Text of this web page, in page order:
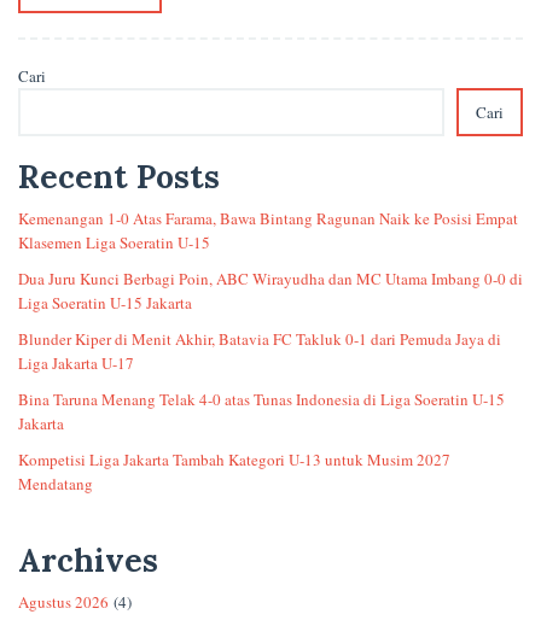
Cari
Cari
Recent Posts
Kemenangan 1-0 Atas Farama, Bawa Bintang Ragunan Naik ke Posisi Empat
Klasemen Liga Soeratin U-15
Dua Juru Kunci Berbagi Poin, ABC Wirayudha dan MC Utama Imbang 0-0 di
Liga Soeratin U-15 Jakarta
Blunder Kiper di Menit Akhir, Batavia FC Takluk 0-1 dari Pemuda Jaya di
Liga Jakarta U-17
Bina Taruna Menang Telak 4-0 atas Tunas Indonesia di Liga Soeratin U-15
Jakarta
Kompetisi Liga Jakarta Tambah Kategori U-13 untuk Musim 2027
Mendatang
Archives
Agustus 2026 (4)